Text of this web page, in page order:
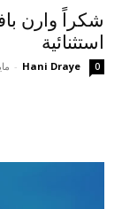
شكراً وارن
استثنائية
Hani Draye
- مايو 0